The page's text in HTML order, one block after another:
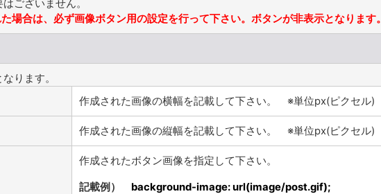
ございません。
場合は、必ず画像ボタン用の設定を行って下さい。ボタンが非表示となります。
ります。
作成された画像の横幅を記載して下さい。 ※単位px(ピクセル)
作成された画像の縦幅を記載して下さい。 ※単位px(ピクセル)
作成されたボタン画像を指定して下さい。
記載例）
background-image: url(image/post.gif);